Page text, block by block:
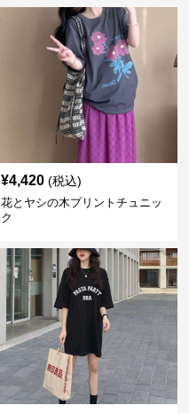
¥4,420 (税込)
花とヤシの木プリントチュニッ
ク